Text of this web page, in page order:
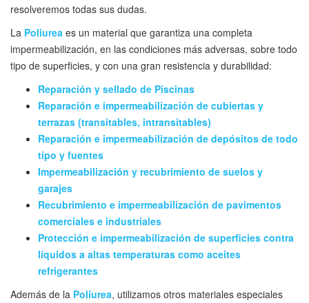
resolveremos todas sus dudas.
La Poliurea es un material que garantiza una completa
impermeabilización, en las condiciones más adversas, sobre todo
tipo de superficies, y con una gran resistencia y durabilidad:
Reparación y sellado de Piscinas
Reparación e impermeabilización de cubiertas y
terrazas (transitables, intransitables)
Reparación e impermeabilización de depósitos de todo
tipo y fuentes
Impermeabilización y recubrimiento de suelos y
garajes
Recubrimiento e impermeabilización de pavimentos
comerciales e industriales
Protección e impermeabilización de superficies contra
líquidos a altas temperaturas como aceites
refrigerantes
Además de la Poliurea, utilizamos otros materiales especiales